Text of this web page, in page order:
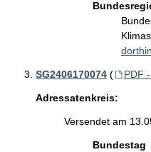
SG2406170074 ( PDF
Adressatenkreis:
Versendet am
Bundestag